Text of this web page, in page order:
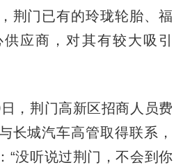
荆门已有的玲珑轮胎、福
应商，对其有较大吸引
荆门高新区招商人员费
长城汽车高管取得联系，
“没听说过荆门，不会到你